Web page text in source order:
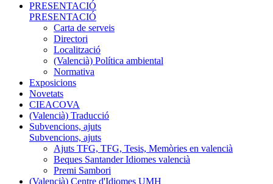
PRESENTACIÓ
PRESENTACIÓ
Carta de serveis
Directori
Localització
(Valencià) Política ambiental
Normativa
Exposicions
Novetats
CIEACOVA
(Valencià) Traducció
Subvencions, ajuts
Subvencions, ajuts
Ajuts TFG, TFG, Tesis, Memòries en valencià
Beques Santander Idiomes valencià
Premi Sambori
(Valencià) Centre d'Idiomes UMH